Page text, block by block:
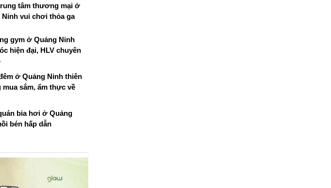
tâm thương mại ở
Ninh vui chơi thỏa ga
gym ở Quảng Ninh
hiện đại, HLV chuyên
ở Quảng Ninh thiên
sắm, ẩm thực về
bia hơi ở Quảng
bén hấp dẫn